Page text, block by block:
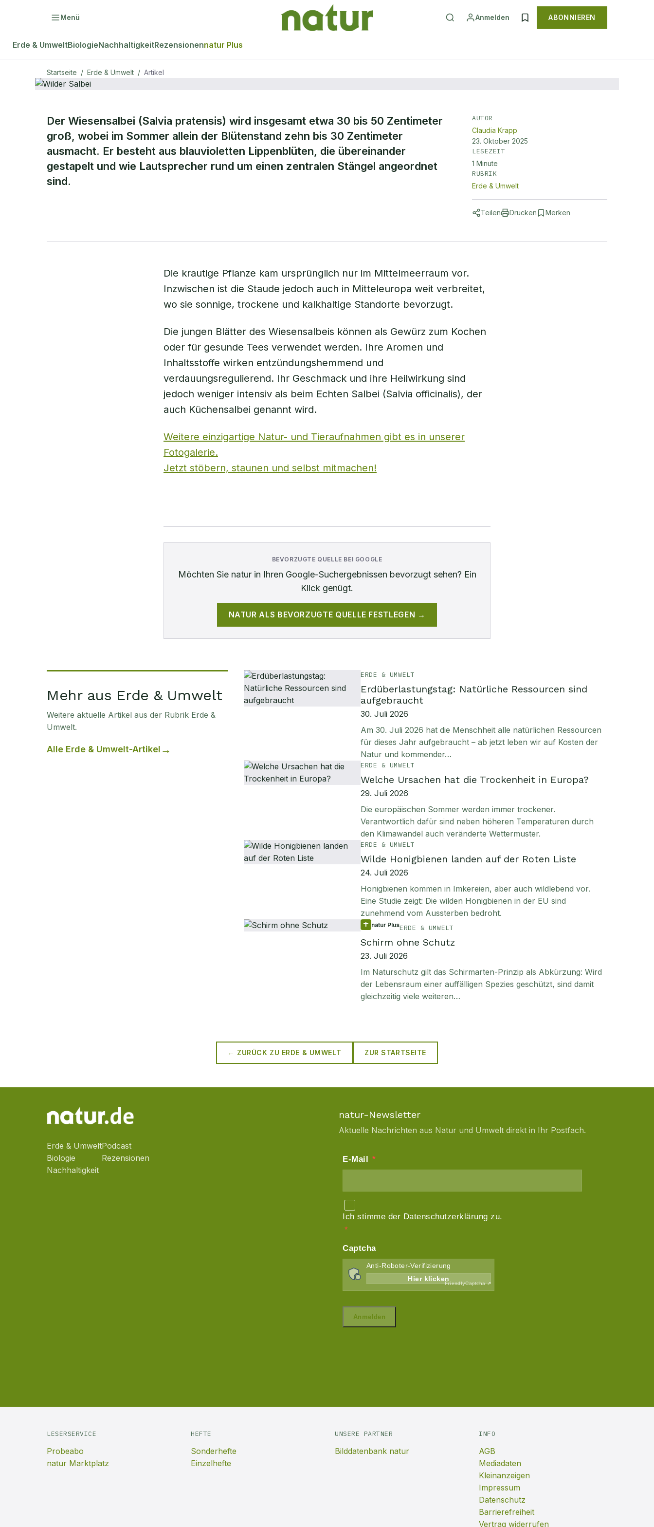
Menü Anmelden ABONNIEREN
Erde & UmweltBiologieNachhaltigkeitRezensionennatur Plus
Startseite / Erde & Umwelt / Artikel
ERDE & UMWELT
Wilder
Salbei
Der Wiesensalbei (Salvia pratensis) wird insgesamt etwa 30 bis 50 Zentimeter
groß, wobei im Sommer allein der Blütenstand zehn bis 30 Zentimeter
ausmacht. Er besteht aus blauvioletten Lippenblüten, die übereinander
gestapelt und wie Lautsprecher rund um einen zentralen Stängel angeordnet
sind.
AUTOR
Claudia Krapp
23. Oktober 2025
LESEZEIT
1 Minute
RUBRIK
Erde & Umwelt
Teilen Drucken Merken
Die krautige Pflanze kam ursprünglich nur im Mittelmeerraum vor.
Inzwischen ist die Staude jedoch auch in Mitteleuropa weit verbreitet,
wo sie sonnige, trockene und kalkhaltige Standorte bevorzugt.
Die jungen Blätter des Wiesensalbeis können als Gewürz zum Kochen
oder für gesunde Tees verwendet werden. Ihre Aromen und
Inhaltsstoffe wirken entzündungshemmend und
verdauungsregulierend. Ihr Geschmack und ihre Heilwirkung sind
jedoch weniger intensiv als beim Echten Salbei (Salvia officinalis), der
auch Küchensalbei genannt wird.
Weitere einzigartige Natur- und Tieraufnahmen gibt es in unserer
Fotogalerie.
Jetzt stöbern, staunen und selbst mitmachen!
BEVORZUGTE QUELLE BEI GOOGLE
Möchten Sie naturin Ihren Google-Suchergebnissen bevorzugt sehen? Ein
Klick genügt.
NATUR ALS BEVORZUGTE QUELLE FESTLEGEN →
Mehr aus Erde & Umwelt
Weitere aktuelle Artikel aus der Rubrik Erde &
Umwelt.
Alle Erde & Umwelt-Artikel
ERDE & UMWELT
Erdüberlastungstag: Natürliche Ressourcen sind
aufgebraucht
30. Juli 2026
Am 30. Juli 2026 hat die Menschheit alle natürlichen Ressourcen
für dieses Jahr aufgebraucht – ab jetzt leben wir auf Kosten der
Natur und kommender…
ERDE & UMWELT
Welche Ursachen hat die Trockenheit in Europa?
29. Juli 2026
Die europäischen Sommer werden immer trockener.
Verantwortlich dafür sind neben höheren Temperaturen durch
den Klimawandel auch veränderte Wettermuster.
ERDE & UMWELT
Wilde Honigbienen landen auf der Roten Liste
24. Juli 2026
Honigbienen kommen in Imkereien, aber auch wildlebend vor.
Eine Studie zeigt: Die wilden Honigbienen in der EU sind
zunehmend vom Aussterben bedroht.
natur PlusERDE & UMWELT
Schirm ohne Schutz
23. Juli 2026
Im Naturschutz gilt das Schirmarten-Prinzip als Abkürzung: Wird
der Lebensraum einer auffälligen Spezies geschützt, sind damit
gleichzeitig viele weiteren…
← ZURÜCK ZU ERDE & UMWELT ZUR STARTSEITE
Erde & Umwelt
Biologie
Nachhaltigkeit
Podcast
Rezensionen
natur-Newsletter
Aktuelle Nachrichten aus Natur und Umwelt direkt in Ihr Postfach.
LESERSERVICE
Probeabo
natur Marktplatz
HEFTE
Sonderhefte
Einzelhefte
UNSERE PARTNER
Bilddatenbank natur
INFO
AGB
Mediadaten
Kleinanzeigen
Impressum
Datenschutz
Barrierefreiheit
Vertrag widerrufen